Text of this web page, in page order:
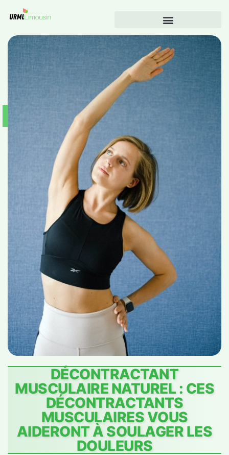
DÉCONTRACTANT
MUSCULAIRE NATUREL : CES
DÉCONTRACTANTS
MUSCULAIRES VOUS
AIDERONT À SOULAGER LES
DOULEURS